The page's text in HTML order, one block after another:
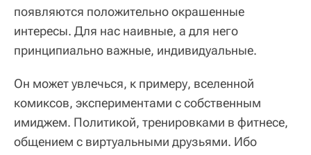
появляются положительно окрашенные
интересы. Для нас наивные, а для него
принципиально важные, индивидуальные.
Он может увлечься, к примеру, вселенной
комиксов, экспериментами с собственным
имиджем. Политикой, тренировками в фитнесе,
общением с виртуальными друзьями. Ибо